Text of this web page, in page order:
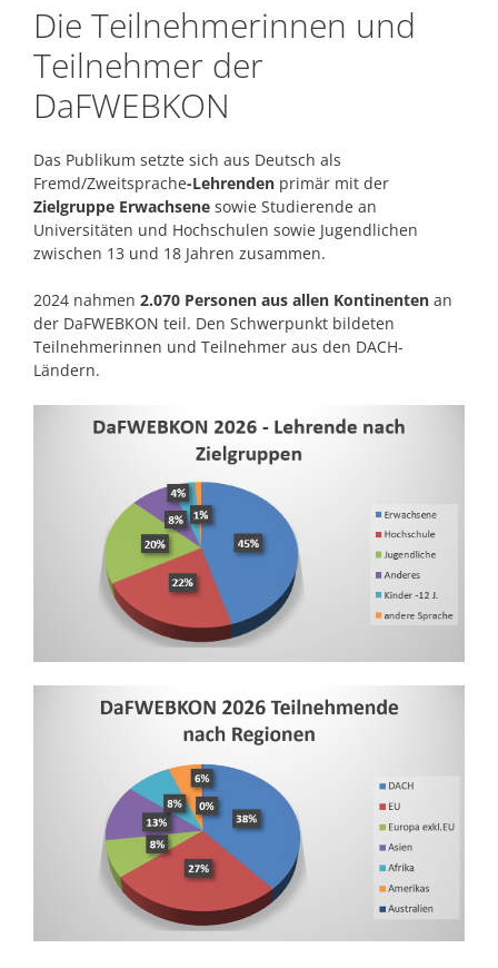
Die Teilnehmerinnen und
Teilnehmer der
DaFWEBKON
Das Publikum setzte sich aus Deutsch als
Fremd/Zweitsprache-Lehrenden primär mit der
Zielgruppe Erwachsene sowie Studierende an
Universitäten und Hochschulen sowie Jugendlichen
zwischen 13 und 18 Jahren zusammen.
2024 nahmen 2.070 Personen aus allen Kontinenten an
der DaFWEBKON teil. Den Schwerpunkt bildeten
Teilnehmerinnen und Teilnehmer aus den DACH-
Ländern.